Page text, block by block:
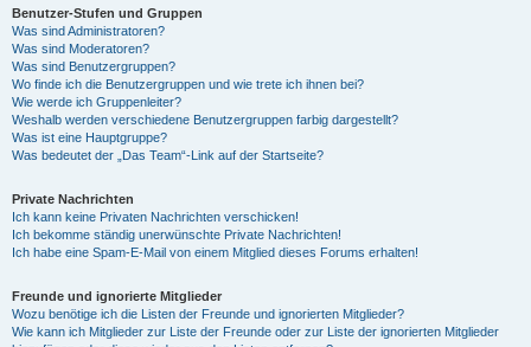
Benutzer-Stufen und Gruppen
Was sind Administratoren?
Was sind Moderatoren?
Was sind Benutzergruppen?
Wo finde ich die Benutzergruppen und wie trete ich ihnen bei?
Wie werde ich Gruppenleiter?
Weshalb werden verschiedene Benutzergruppen farbig dargestellt?
Was ist eine Hauptgruppe?
Was bedeutet der „Das Team“-Link auf der Startseite?
Private Nachrichten
Ich kann keine Privaten Nachrichten verschicken!
Ich bekomme ständig unerwünschte Private Nachrichten!
Ich habe eine Spam-E-Mail von einem Mitglied dieses Forums erhalten!
Freunde und ignorierte Mitglieder
Wozu benötige ich die Listen der Freunde und ignorierten Mitglieder?
Wie kann ich Mitglieder zur Liste der Freunde oder zur Liste der ignorierten Mitglieder